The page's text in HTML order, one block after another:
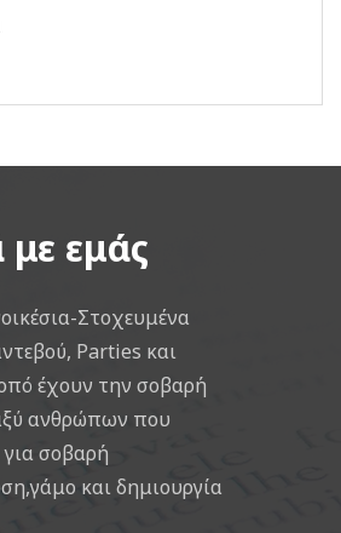
με εμάς
Στοχευμένα
Parties και
έχουν την σοβαρή
ανθρώπων που
για σοβαρή
και δημιουργία